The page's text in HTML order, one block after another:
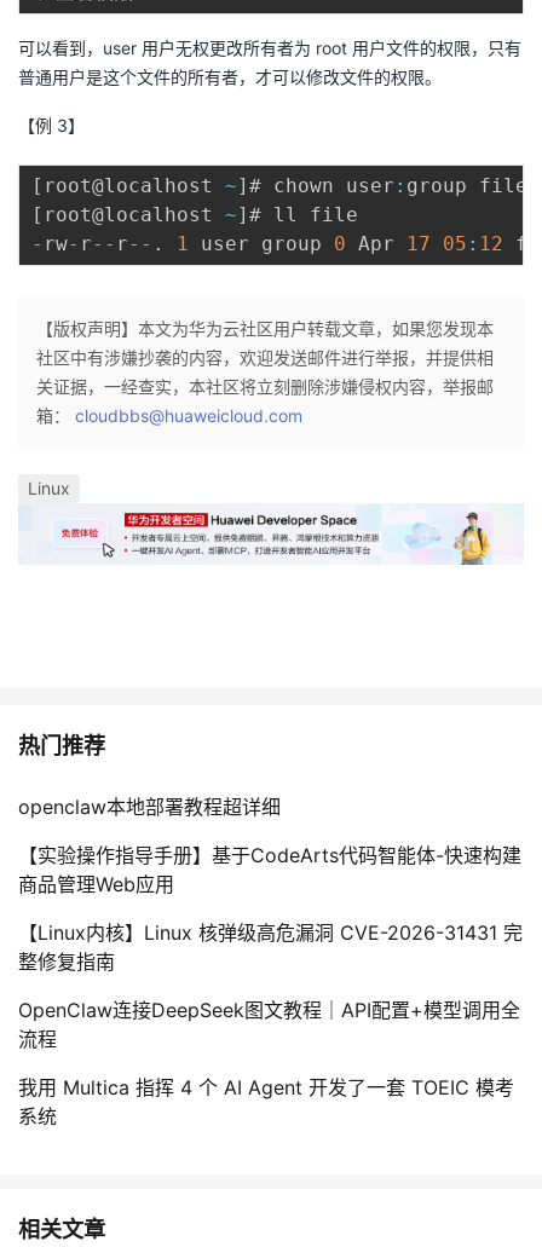
可以看到，user 用户无权更改所有者为 root 用户文件的权限，只有
普通用户是这个文件的所有者，才可以修改文件的权限。
【例 3】
[ root@localhost ~] # chown user :
[ root@localhost ~]
- rw- r-- r-- . 1 user group 0 Apr 17 05 : 12
【版权声明】本文为华为云社区用户转载文章，如果您发现本
社区中有涉嫌抄袭的内容，欢迎发送邮件进行举报，并提供相
关证据，一经查实，本社区将立刻删除涉嫌侵权内容，举报邮
箱： cloudbbs@huaweicloud.com
Linux
热门推荐
openclaw本地部署教程超详细
【实验操作指导手册】基于CodeArts代码智能体-快速构建
商品管理Web应用
【Linux内核】Linux 核弹级高危漏洞 CVE-2026-31431 完
整修复指南
OpenClaw连接DeepSeek图文教程｜API配置+模型调用全
流程
我用 Multica 指挥 4 个 AI Agent 开发了一套 TOEIC 模考
系统
相关文章